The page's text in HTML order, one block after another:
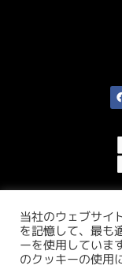
当社のウェブサイ
を記憶して、最も
ーを使用していま
のクッキーの使用